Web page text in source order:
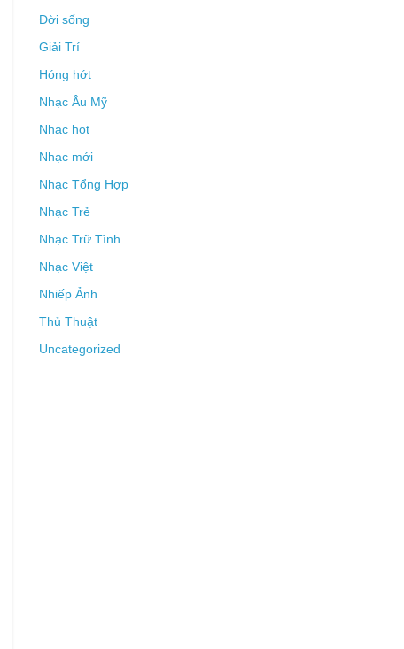
Đời sống
Giải Trí
Hóng hớt
Nhạc Âu Mỹ
Nhạc hot
Nhạc mới
Nhạc Tổng Hợp
Nhạc Trẻ
Nhạc Trữ Tình
Nhạc Việt
Nhiếp Ảnh
Thủ Thuật
Uncategorized